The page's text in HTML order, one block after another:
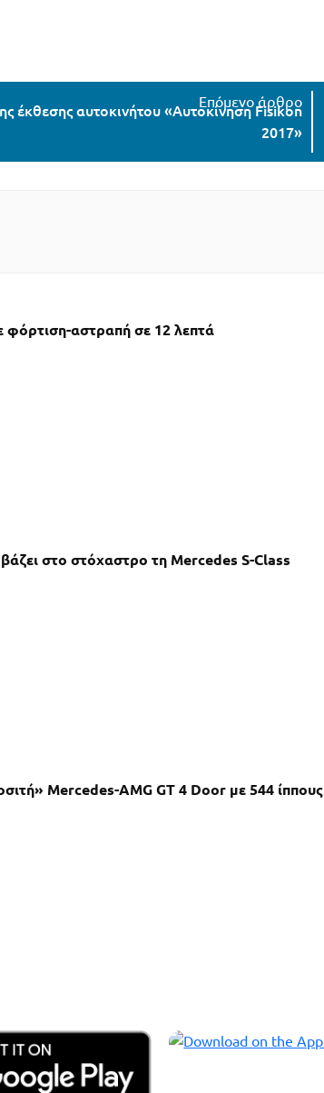
έκθεσης αυτοκινήτου «Αυτοκίνηση Fisikon
2017»
αστραπή σε 12 λεπτά
στο στόχαστρο τη Mercedes S-Class
Mercedes-AMG GT 4 Door με 544 ίππους